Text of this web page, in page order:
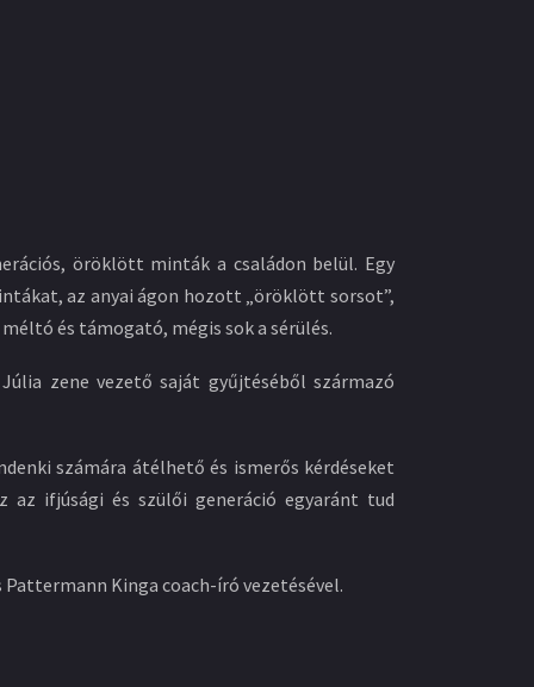
öröklött minták a családon belül. Egy
az anyai ágon hozott „öröklött sorsot”,
és támogató, mégis sok a sérülés.
zene vezető saját gyűjtéséből származó
számára átélhető és ismerős kérdéseket
az ifjúsági és szülői generáció egyaránt tud
Kinga coach-író vezetésével.